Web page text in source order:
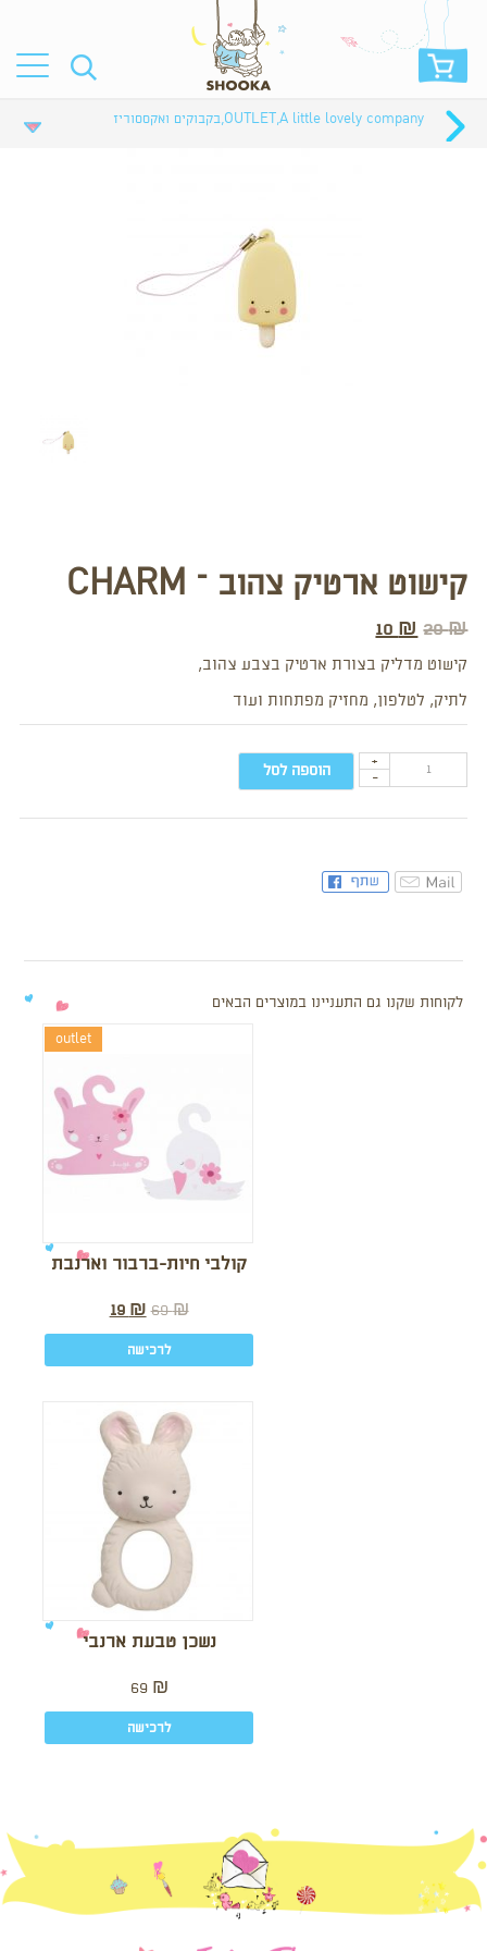
OUTLET ,A little lovely company
,בקבוקים ואקססוריז
קישוט ארטיק צהוב – CHARM
20₪
10 ₪
קישוט מדליק בצורת ארטיק בצבע צהוב,
לתיק, לטלפון, מחזיק מפתחות ועוד
-
+ הוספה לסל
לקוחות שקנו גם התעניינו במוצרים הבאים
outlet
קולבי חיות-ברבור וארנבת
69₪
19 ₪
לרכישה
נשכן טבעת ארנבי
69 ₪
לרכישה